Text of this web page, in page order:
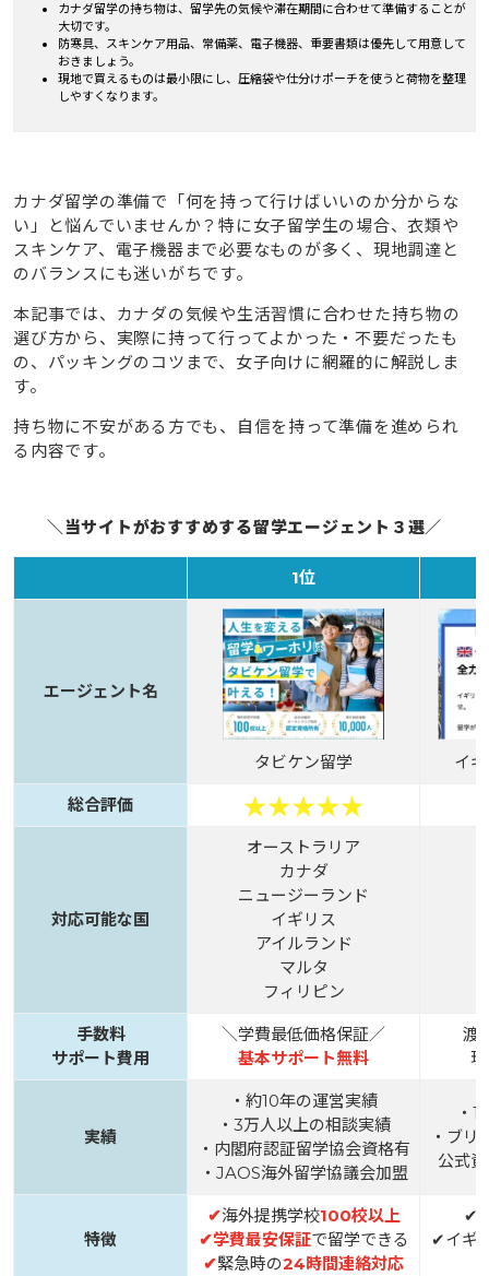
カナダ留学の持ち物は、留学先の気候や滞在期間に合わせて準備することが
大切です。
防寒具、スキンケア用品、常備薬、電子機器、重要書類は優先して用意して
おきましょう。
現地で買えるものは最小限にし、圧縮袋や仕分けポーチを使うと荷物を整理
しやすくなります。
カナダ留学の準備で「何を持って行けばいいのか分からな
い」と悩んでいませんか？特に女子留学生の場合、衣類や
スキンケア、電子機器まで必要なものが多く、現地調達と
のバランスにも迷いがちです。
本記事では、カナダの気候や生活習慣に合わせた持ち物の
選び方から、実際に持って行ってよかった・不要だったも
の、パッキングのコツまで、女子向けに網羅的に解説しま
す。
持ち物に不安がある方でも、自信を持って準備を進められ
る内容です。
＼当サイトがおすすめする留学エージェント３選／
1位
エージェント名
タビケン留学 イ
総合評価
対応可能な国
オーストラリア
カナダ
ニュージーランド
イギリス
アイルランド
マルタ
フィリピン
手数料
サポート費用
＼学費最低価格保証／
基本サポート無料
渡
実績
・約10年の運営実績
・3万人以上の相談実績
・内閣府認証留学協会資格有
・JAOS海外留学協議会加盟
・
・ブリ
公式
特徴
✔海外提携学校100校以上
✔学費最安保証で留学できる
✔緊急時の24時間連絡対応
✔
✔イギ